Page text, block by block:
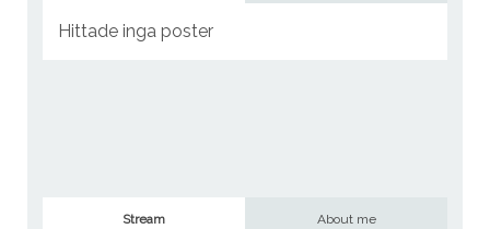
Hittade inga poster
Stream About me